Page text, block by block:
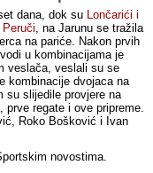
dana, dok su Lončarići i
, na Jarunu se tražila
na pariće. Nakon prvih
u kombinacijama je
veslača, veslali su se
kombinacije dvojaca na
su slijedile provjere na
prve regate i ove pripreme.
Roko Bošković i Ivan
novostima.